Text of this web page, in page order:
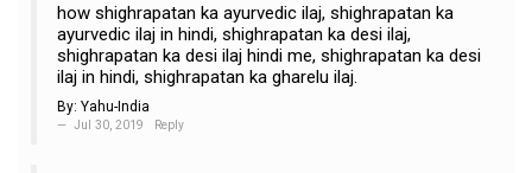
how shighrapatan ka ayurvedic ilaj, shighrapatan ka
ayurvedic ilaj in hindi, shighrapatan ka desi ilaj,
shighrapatan ka desi ilaj hindi me, shighrapatan ka desi
ilaj in hindi, shighrapatan ka gharelu ilaj.
By: Yahu-India
Jul 30, 2019 Reply